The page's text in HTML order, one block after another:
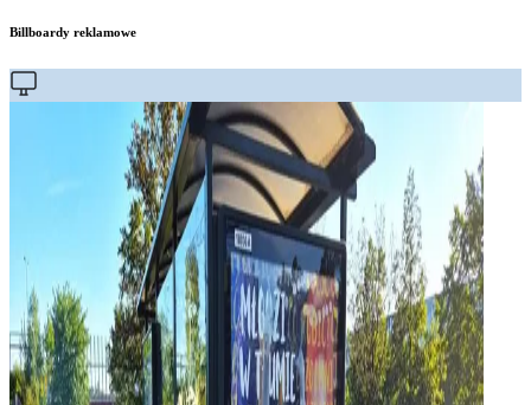
Billboardy reklamowe